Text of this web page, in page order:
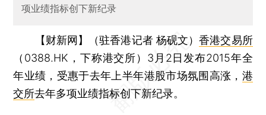
项业绩指标创下新纪录
【财新网】（驻香港记者 杨砚文）香港交易所
（0388.HK，下称港交所）3月2日发布2015年全
年业绩，受惠于去年上半年港股市场氛围高涨， 港
交所去年多项业绩指标创下新纪录。